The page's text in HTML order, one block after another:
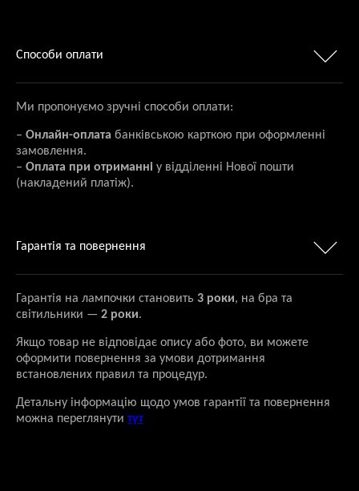
Способи оплати
Ми пропонуємо зручні способи оплати:
– Онлайн-оплата банківською карткою при оформленні
замовлення.
– Оплата при отриманні у відділенні Нової пошти
(накладений платіж).
Гарантія та повернення
Гарантія на лампочки становить 3 роки, на бра та
світильники — 2 роки.
Якщо товар не відповідає опису або фото, ви можете
оформити повернення за умови дотримання
встановлених правил та процедур.
Детальну інформацію щодо умов гарантії та повернення
можна переглянути тут